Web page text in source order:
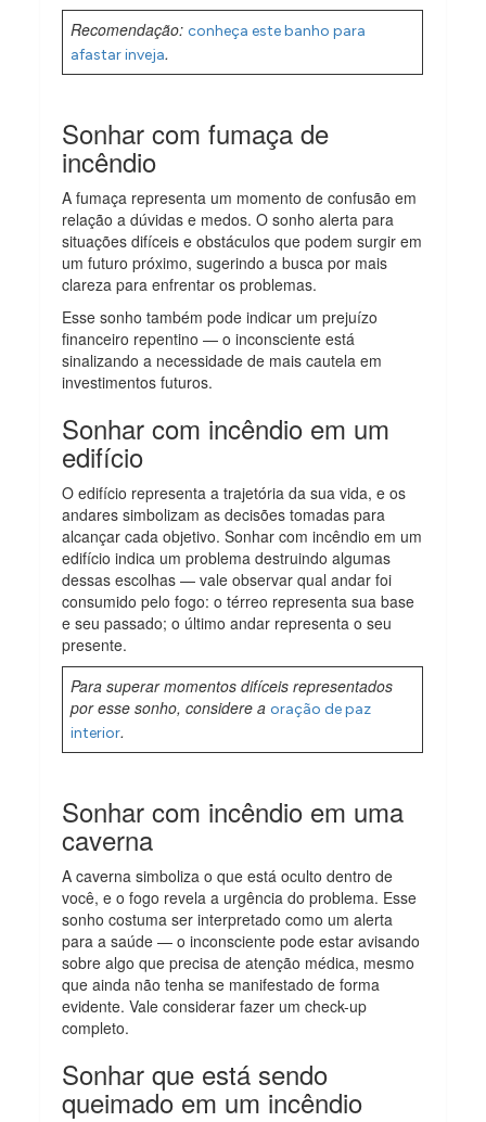
Recomendação:conheça este banho para
afastar inveja.
Sonhar com fumaça de
incêndio
A fumaça representa um momento de confusão em
relação a dúvidas e medos. O sonho alerta para
situações difíceis e obstáculos que podem surgir em
um futuro próximo, sugerindo a busca por mais
clareza para enfrentar os problemas.
Esse sonho também pode indicar um prejuízo
financeiro repentino — o inconsciente está
sinalizando a necessidade de mais cautela em
investimentos futuros.
Sonhar com incêndio em um
edifício
O edifício representa a trajetória da sua vida, e os
andares simbolizam as decisões tomadas para
alcançar cada objetivo. Sonhar com incêndio em um
edifício indica um problema destruindo algumas
dessas escolhas — vale observar qual andar foi
consumido pelo fogo: o térreo representa sua base
e seu passado; o último andar representa o seu
presente.
Para superar momentos difíceis representados
por esse sonho, considere aoração de paz
interior.
Sonhar com incêndio em uma
caverna
A caverna simboliza o que está oculto dentro de
você, e o fogo revela a urgência do problema. Esse
sonho costuma ser interpretado como um alerta
para a saúde — o inconsciente pode estar avisando
sobre algo que precisa de atenção médica, mesmo
que ainda não tenha se manifestado de forma
evidente. Vale considerar fazer um check-up
completo.
Sonhar que está sendo
queimado em um incêndio